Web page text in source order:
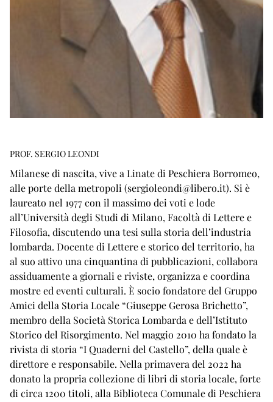
PROF. SERGIO LEONDI
Milanese di nascita, vive a Linate di Peschiera Borromeo,
alle porte della metropoli (sergioleondi@libero.it). Si è
laureato nel 1977 con il massimo dei voti e lode
all’Università degli Studi di Milano, Facoltà di Lettere e
Filosofia, discutendo una tesi sulla storia dell’industria
lombarda. Docente di Lettere e storico del territorio, ha
al suo attivo una cinquantina di pubblicazioni, collabora
assiduamente a giornali e riviste, organizza e coordina
mostre ed eventi culturali. È socio fondatore del Gruppo
Amici della Storia Locale “Giuseppe Gerosa Brichetto”,
membro della Società Storica Lombarda e dell’Istituto
Storico del Risorgimento. Nel maggio 2010 ha fondato la
rivista di storia “I Quaderni del Castello”, della quale è
direttore e responsabile. Nella primavera del 2022 ha
donato la propria collezione di libri di storia locale, forte
di circa 1200 titoli, alla Biblioteca Comunale di Peschiera